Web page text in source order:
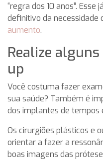
“regra dos 10 anos”.
definitivo da necessidade
aumento.
Realize
up
Você costuma fazer
sua saúde? Também é
dos implantes de tempos
Os cirurgiões plásticos e
orientar a fazer a
boas imagens das